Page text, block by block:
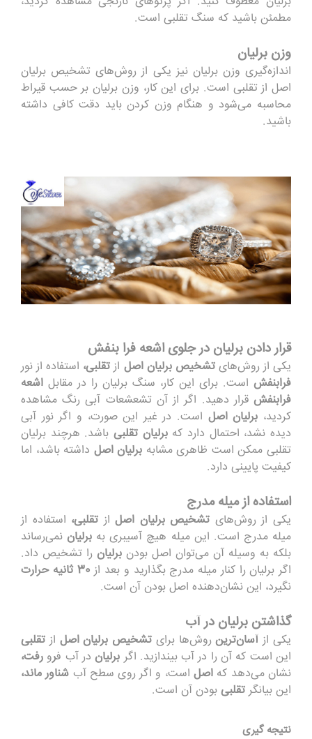
مطمئن باشید که سنگ تقلبی است.
وزن برلیان
اندازه‌گیری وزن برلیان نیز یکی از روشهای تشخیص برلیان
اصل از تقلبی است. برای این کار، وزن برلیان برحسب قیراط
محاسبه می‌شود و هنگام وزن کردن باید دقتکافی داشته
باشید.
قرار دادن برلیان در جلوی اشعه فرا بنفش
یکی از روشهایتشخیص برلیان اصل از تقلبی، استفادهاز نور
فرابنفش است. برای این کار، سنگ برلیان را در مقابل اشعه
فرابنفش قرار دهید. اگر از آن تشعشعات آبی رنگ مشاهده
کردید، برلیان اصل است. در غیر اینصورت، و اگر نور آبی
دیده نشد، احتمال دارد کهبرلیان تقلبی باشد. هرچند برلیان
تقلبی ممکن است ظاهری مشابه برلیان اصل داشته باشد، اما
کیفیت پایینی دارد.
استفاده از میله مدرج
یکیازروشهای تشخیص برلیان اصلاز تقلبی، استفاده از
میله مدرج است. این میله هیچ آسیبری به برلیان نمی‌رساند
بلکه به وسیله آن می‌توان اصل بودن برلیان را تشخیص داد.
اگر برلیان را کنار میله مدرجبگذارید و بعد از 30 ثانیه حرارت
نگیرد، این نشاندهنده اصل بودن آن است.
گذاشتن برلیان در آب
یکی از آسان‌ترینروش‌ها برای تشخیص برلیان اصل از تقلبی
این است که آن را در آببیندازید. اگر برلیان در آب فرو رفت،
نشان می‌دهد کهاصل است، و اگرروی سطحآب شناور ماند،
این بیانگر تقلبی بودن آن است.
نتیجه گیری